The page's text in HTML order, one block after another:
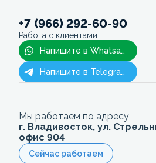
+7 (966) 292-60-90
Работа с клиентами
Напишите в Whatsapp
Напишите в Telegram
Мы работаем по адресу
г. Владивосток, ул.
офис 904
Сейчас работаем